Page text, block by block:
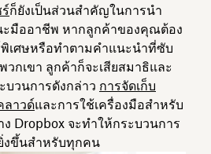
ก็ยังเป็นส่วนสำคัญในการนำ
ะมืออาชีพ หากลูกค้าของคุณต้อง
เศษหรือทำตามคำแนะนำที่ซับ
กเขา ลูกค้าก็จะเสียสมาธิและ
บวนการดังกล่าว การจัดเก็บ
าวด์และการใช้เครื่องมือสำหรับ
Dropbox จะทำให้กระบวนการ
งขึ้นสำหรับทุกคน